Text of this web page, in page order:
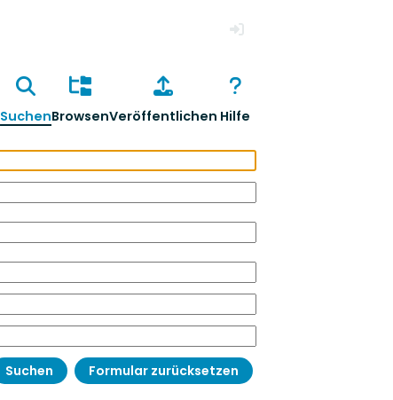
SuchenBrowsenVeröffentlichen Hilfe